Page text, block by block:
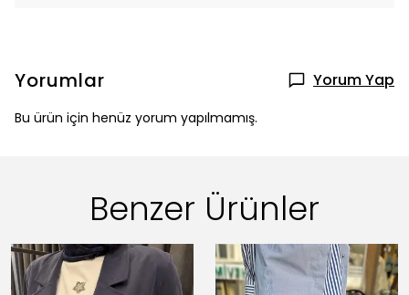
Yorumlar Yorum Yap
Bu ürün için henüz yorum yapılmamış.
Benzer Ürünler